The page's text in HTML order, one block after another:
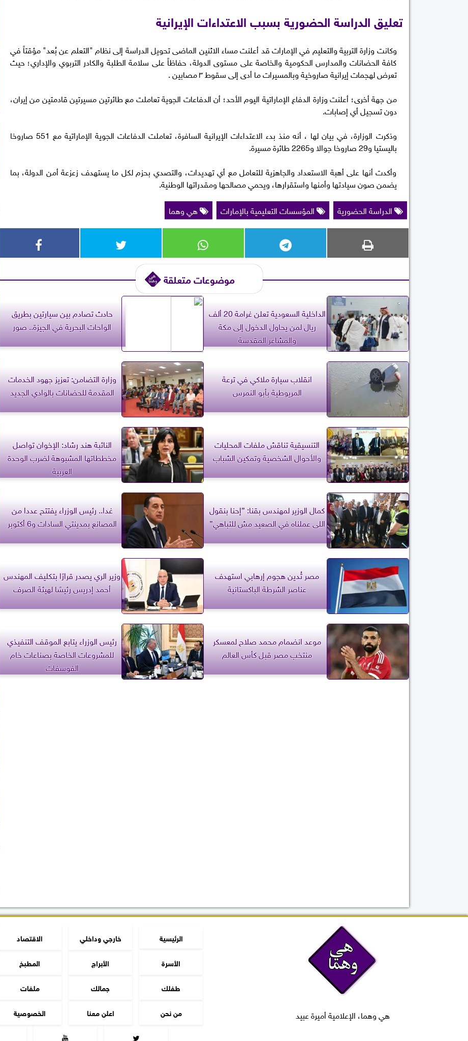
تعليق الدراسة الحضورية بسبب الاعتداءات الإيرانية
وكانت وزارة التربية والتعليم في الإمارات قد أعلنت مساء الاثنين الماضى تحويل الدراسة إلى نظام "التعلم عن بُعد" مؤقتاً في
كافة الحضانات والمدارس الحكومية والخاصة على مستوى الدولة، حفاظاً على سلامة الطلبة والكادر التربوي والإداري؛ حيث
تعرض لهجمات إيرانية صاروخية وبالمسيرات ما أدى إلى سقوط ٣ مصابين .
من جهة أخرى؛ أعلنت وزارة الدفاع الإماراتية اليوم الأحد؛ أن الدفاعات الجوية تعاملت مع طائرتين مسيرتين قادمتين من إيران،
دون تسجيل أي إصابات.
وذكرت الوزارة، في بيان لها ، أنه منذ بدء الاعتداءات الإيرانية السافرة، تعاملت الدفاعات الجوية الإماراتية مع 551 صاروخا
باليستيا و29 صاروخا جوالا و2265 طائرة مسيرة.
وأكدت أنها على أهبة الاستعداد والجاهزية للتعامل مع أي تهديدات، والتصدي بحزم لكل ما يستهدف زعزعة أمن الدولة، بما
يضمن صون سيادتها وأمنها واستقرارها، ويحمي مصالحها ومقدراتها الوطنية.
الدراسة الحضورية
المؤسسات التعليمية بالإمارات هي وهما
موضوعات متعلقة
الداخلية السعودية تعلن غرامة 20 ألف
ريال لمن يحاول الدخول إلى مكة
والمشاعر المقدسة
حادث تصادم بين سيارتين بطريق
الواحات البحرية في الجيزة.. صور
انقلاب سيارة ملاكي في ترعة
المريوطية بأبو النمرس
وزارة التضامن: تعزيز جهود الخدمات
المقدمة للحضانات بالوادي الجديد
التنسيقية تناقش ملفات المحليات
والأحوال الشخصية وتمكين الشباب
النائبة هند رشاد: الإخوان تواصل
مخططاتها المشبوهة لضرب الوحدة
العربية
كمال الوزير لمهندس بقنا: ”إحنا بنقول
اللى عملناه في الصعيد مش للتباهي”
غدا.. رئيس الوزراء يفتتح عددا من
المصانع بمدينتي السادات و6 أكتوبر
مصر تُدين هجوم إرهابي استهدف
عناصر الشرطة الباكستانية
وزير الري يصدر قرارًا بتكليف المهندس
أحمد إدريس رئيسًا لهيئة الصرف
موعد انضمام محمد صلاح لمعسكر
منتخب مصر قبل كأس العالم
رئيس الوزراء يتابع الموقف التنفيذي
للمشروعات الخاصة بصناعات خام
الفوسفات
هي وهما، الإعلامية أميرة عبيد
الرئيسية خارجي وداخلي الاقتصاد
الأسرة
الأبراج المطبخ
طفلك
جمالك ملفات
من نحن
اعلن معنا الخصوصية

